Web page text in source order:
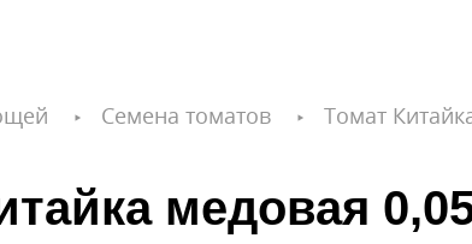
Семена томатов Томат
медовая